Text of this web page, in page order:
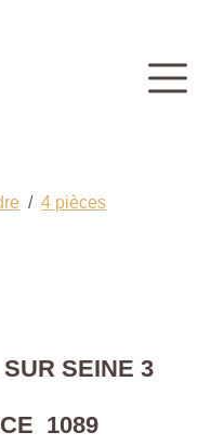
4 pièces
SEINE 3
1089